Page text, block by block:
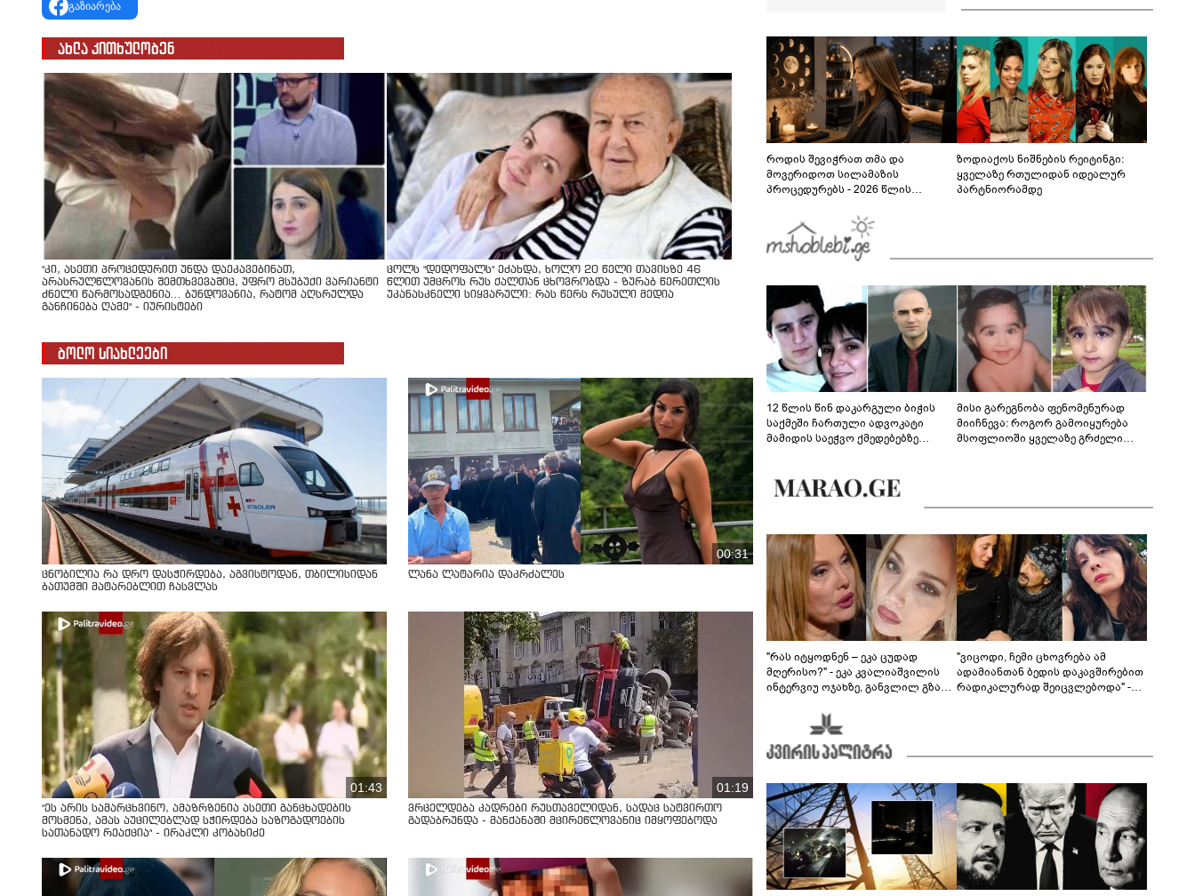
გაზიარება
ახლა კითხულობენ
"კი, ასეთი პროცედურით უნდა დაეკავებინათ,
არასრულწლოვანის შემთხვევაშიც, უფრო მსუბუქი ვარიანტი
ძნელი წარმოსადგენია... ბუნდოვანია, რატომ აღსრულდა
განჩინება ღამე" - იურისტები
ცოლს "დედოფალს" ეძახდა, ხოლო 20 წელი თავისზე 46
წლით უმცროს რუს ქალთან ცხოვრობდა - ზურაბ წერეთლის
უკანასკნელი სიყვარული: რას წერს რუსული მედია
ბოლო სიახლეები
ცნობილია რა დრო დასჭირდება, აგვისტოდან, თბილისიდან
ბათუმში მატარებლით ჩასვლას
00:31
ლანა ლატარია დაკრძალეს
01:43
"ეს არის სამარცხვინო, ამაზრზენია ასეთი განცხადების
მოსმენა, ამას აუცილებლად სჭირდება საზოგადოების
სათანადო რეაქცია" - ირაკლი კობახიძე
01:19
ვრცელდება კადრები რუსთაველიდან, სადაც სატვირთო
გადაბრუნდა - მანქანაში მცირეწლოვანიც იმყოფებოდა
როდის შევიჭრათ თმა და
მოვერიდოთ სილამაზის
პროცედურებს - 2026 წლის
გზამკვლევი
ზოდიაქოს ნიშნების რეიტინგი:
ყველაზე რთულიდან იდეალურ
პარტნიორამდე
12 წლის წინ დაკარგული ბიჭის
საქმეში ჩართული ადვოკატი
მამიდის საეჭვო ქმედებებზე
მოწოდებაზე... წლობით
მიმდინარეობდა საქმის
მისი გარეგნობა ფენომენურად
მიიჩნევა: როგორ გამოიყურება
მსოფლიოში ყველაზე გრძელი
"რას იტყოდნენ – ეკა ცუდად
მღერისო?" - ეკა კვალიაშვილის
ინტერვიუ ოჯახზე, განვლილ გზასა
"ვიცოდი, ჩემი ცხოვრება ამ
ადამიანთან ბედის დაკავშირებით
რადიკალურად შეიცვლებოდა" -